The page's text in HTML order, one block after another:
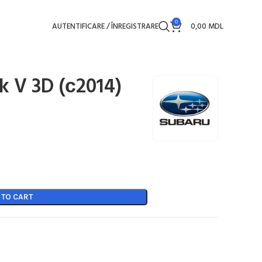
AUTENTIFICARE / ÎNREGISTRARE 0 0,00 MDL
V 3D (с2014)
CART